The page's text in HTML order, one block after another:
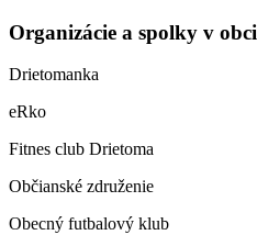
Organizácie a spolky v obci
Drietomanka
eRko
Fitnes club Drietoma
Občianské združenie
Obecný futbalový klub